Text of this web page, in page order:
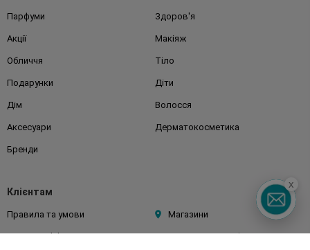
Парфуми Здоров'я
Акції Макіяж
Обличчя Тіло
Подарунки Діти
Дім Волосся
Аксесуари Дерматокосметика
Бренди
Клієнтам
Правила та умови Магазини
Watsons Club Подарункові сертифікати
x